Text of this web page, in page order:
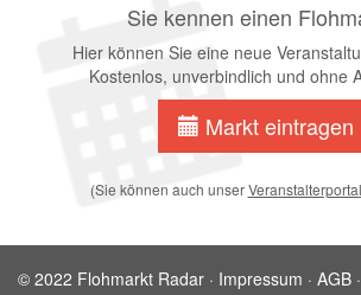
Sie kennen einen
Hier können Sie eine neue
Kostenlos, unverbindlich und ohne
Markt eintragen
(Sie können auch unserVeranstalterportal
© 2022 Flohmarkt Radar · Impressum · AGB ·